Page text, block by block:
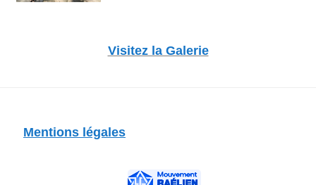
Visitez la Galerie
Mentions légales